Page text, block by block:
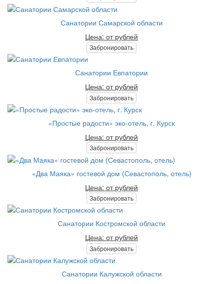
Санатории Самарской области
Цена: от рублей
Забронировать
Санатории Евпатории
Цена: от рублей
Забронировать
«Простые радости» эко-отель, г. Курск
Цена: от рублей
Забронировать
«Два Маяка» гостевой дом (Севастополь, отель)
Цена: от рублей
Забронировать
Санатории Костромской области
Цена: от рублей
Забронировать
Санатории Калужской области